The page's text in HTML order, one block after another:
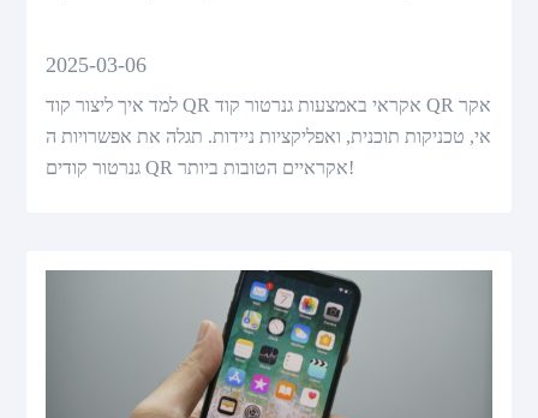
2025-03-06
למד איך ליצור קוד QR אקראי באמצעות גנרטור קוד QR אקר
אי, טכניקות תוכנית, ואפליקציות ניידות. תגלה את אפשרויות ה
גנרטור קודים QR אקראיים הטובות ביותר!